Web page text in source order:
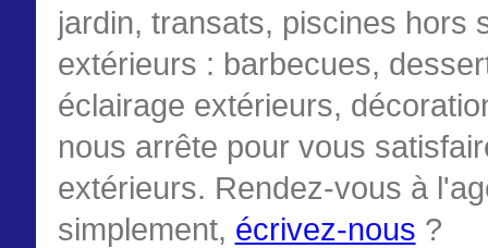
jardin, transats, piscines hors
extérieurs : barbecues,
éclairage extérieurs,
nous arrête pour vous
extérieurs. Rendez-vous à
simplement, écrivez-nous ?